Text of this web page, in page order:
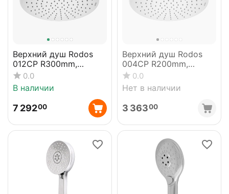
Верхний душ Rodos
012CP R300mm,
круглый
0.0
В наличии
7 29200
Верхний душ Rodos
004CP R200mm,
круглый
0.0
Нет в наличии
3 36300